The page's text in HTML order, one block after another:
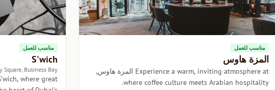
مناسب للعمل
المزة هاوس
Experience a warm, inviting atmosphere at المزة هاوس,
where coffee culture meets Arabian hospitality.
مناسب للعمل
S'wich
Square, Business Bay
where great